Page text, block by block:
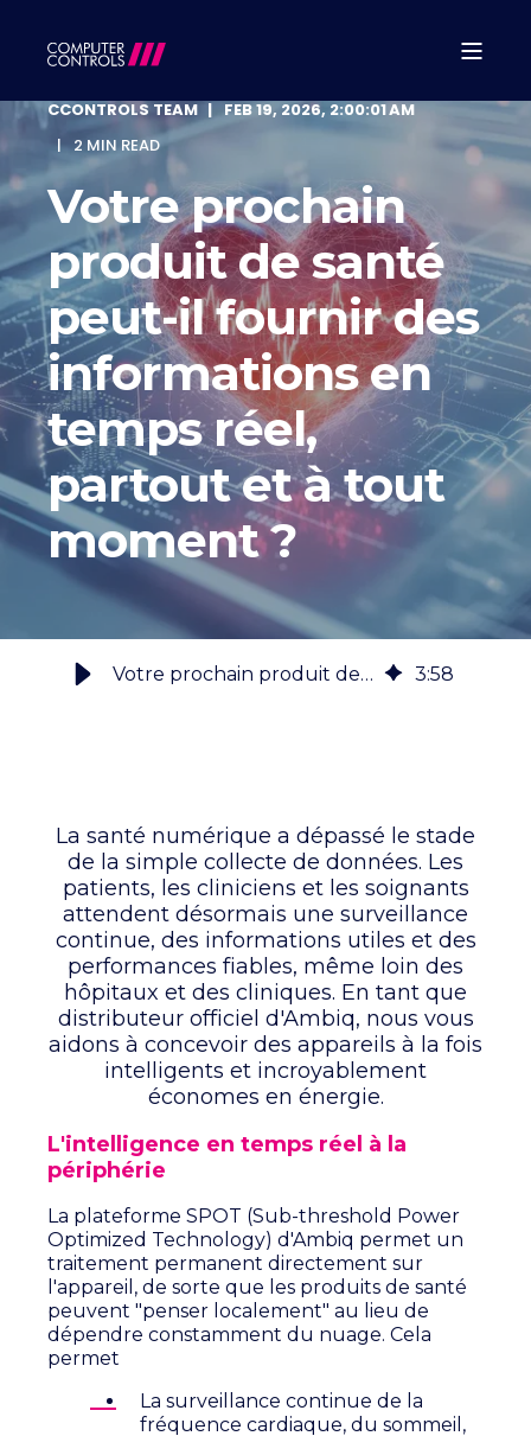
CCONTROLS TEAM
FEB 19, 2026, 2:00:01 AM
2 MIN READ
Votre prochain
produit de santé
peut-il fournir des
informations en
temps réel,
partout et à tout
moment ?
Votre prochain produit de santé peut-il fournir des informations en temps réel - n'importe où, n'importe quand ? 3:58
La santé numérique a dépassé le stade
de la simple collecte de données. Les
patients, les cliniciens et les soignants
attendent désormais une surveillance
continue, des informations utiles et des
performances fiables, même loin des
hôpitaux et des cliniques. En tant que
distributeur officiel d'Ambiq, nous vous
aidons à concevoir des appareils à la fois
intelligents et incroyablement
économes en énergie.
L'intelligence en temps réel à la
périphérie
La plateforme SPOT (Sub-threshold Power
Optimized Technology) d'Ambiq permet un
traitement permanent directement sur
l'appareil, de sorte que les produits de santé
peuvent "penser localement" au lieu de
dépendre constamment du nuage. Cela
permet
La surveillance continue de la
fréquence cardiaque, du sommeil,